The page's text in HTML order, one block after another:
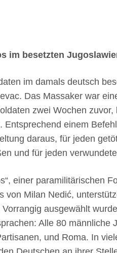
im besetzten
im damals deutsch
Das Massaker war
zwei Wochen
einem
daraus, für jeden
und für jeden
einer paramilitärischen
Milan Nedić,
ausgewählt
Alle 80 männliche
und Roma. In